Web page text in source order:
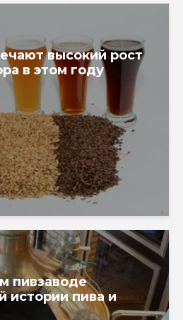
высокий рост
в этом году
пивзаводе
истории пива и